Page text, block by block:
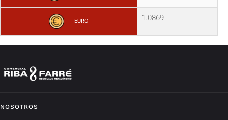
EURO 1.0869
NOSOTROS